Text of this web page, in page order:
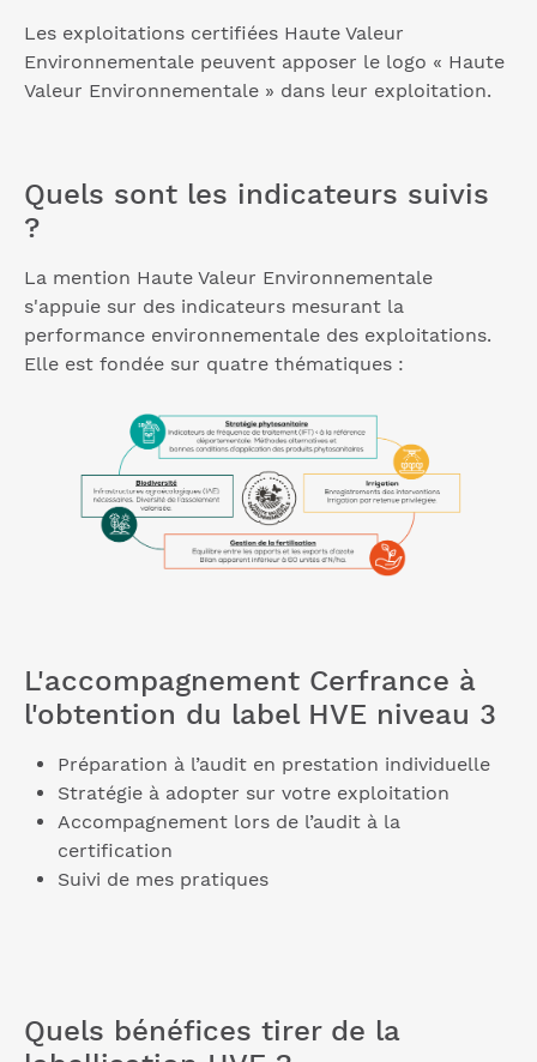
Les exploitations certifiées Haute Valeur
Environnementale peuvent apposer le logo « Haute
Valeur Environnementale » dans leur exploitation.
Quels sont les indicateurs suivis
?
La mention Haute Valeur Environnementale
s'appuie sur des indicateurs mesurant la
performance environnementale des exploitations.
Elle est fondée sur quatre thématiques :
L'accompagnement Cerfrance à
l'obtention du label HVE niveau 3
Préparation à l’audit en prestation individuelle
Stratégie à adopter sur votre exploitation
Accompagnement lors de l’audit à la
certification
Suivi de mes pratiques
Quels bénéfices tirer de la